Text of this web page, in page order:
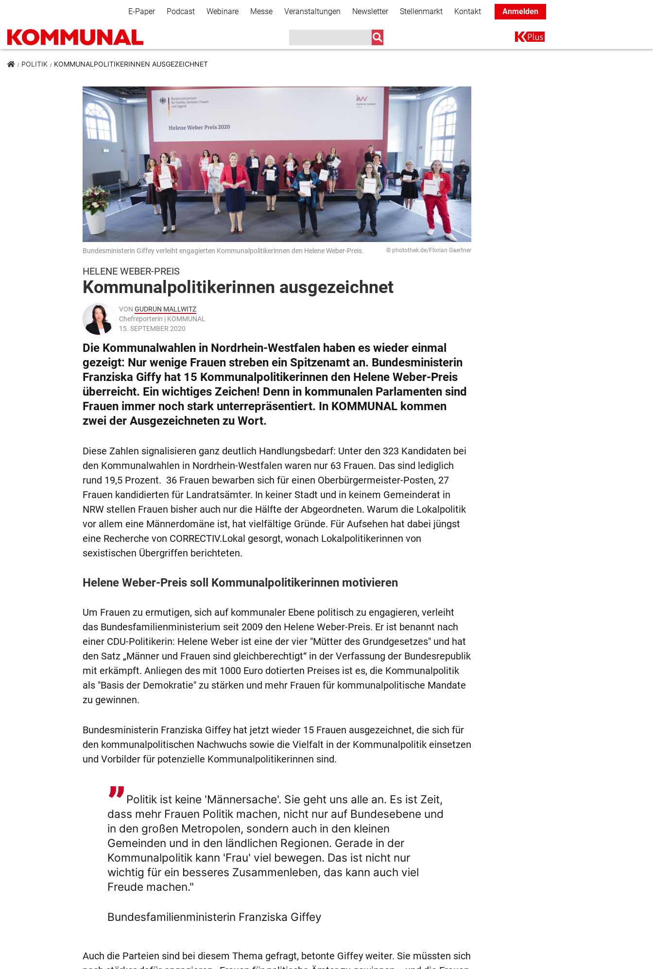
zum
Inhalt
Secondary Navigation
E-Paper Podcast Webinare Messe Veranstaltungen Newsletter Stellenmarkt Kontakt Anmelden
Main navigation
K+
POLITIK KOMMUNALPOLITIKERINNEN AUSGEZEICHNET
Bundesministerin Giffey verleiht engagierten Kommunalpolitikerinnen den Helene Weber-Preis. © photothek.de/Florian Gaertner
HELENE WEBER-PREIS
Kommunalpolitikerinnen ausgezeichnet
VON GUDRUN MALLWITZ
Chefreporterin | KOMMUNAL
15. SEPTEMBER 2020
Die Kommunalwahlen in Nordrhein-Westfalen haben es wieder einmal
gezeigt: Nur wenige Frauen streben ein Spitzenamt an. Bundesministerin
Franziska Giffy hat 15 Kommunalpolitikerinnen den Helene Weber-Preis
überreicht. Ein wichtiges Zeichen! Denn in kommunalen Parlamenten sind
Frauen immer noch stark unterrepräsentiert. In KOMMUNAL kommen
zwei der Ausgezeichneten zu Wort.
Diese Zahlen signalisieren ganz deutlich Handlungsbedarf: Unter den 323 Kandidaten bei
den Kommunalwahlen in Nordrhein-Westfalen waren nur 63 Frauen. Das sind lediglich
rund 19,5 Prozent. 36 Frauen bewarben sich für einen Oberbürgermeister-Posten, 27
Frauen kandidierten für Landratsämter. In keiner Stadt und in keinem Gemeinderat in
NRW stellen Frauen bisher auch nur die Hälfte der Abgeordneten. Warum die Lokalpolitik
vor allem eine Männerdomäne ist, hat vielfältige Gründe. Für Aufsehen hat dabei jüngst
eine Recherche von CORRECTIV.Lokal gesorgt, wonach Lokalpolitikerinnen von
sexistischen Übergriffen berichteten.
Helene Weber-Preis soll Kommunalpolitikerinnen motivieren
Um Frauen zu ermutigen, sich auf kommunaler Ebene politisch zu engagieren, verleiht
das Bundesfamilienministerium seit 2009 den Helene Weber-Preis. Er ist benannt nach
einer CDU-Politikerin: Helene Weber ist eine der vier "Mütter des Grundgesetzes" und hat
den Satz „Männer und Frauen sind gleichberechtigt“ in der Verfassung der Bundesrepublik
mit erkämpft. Anliegen des mit 1000 Euro dotierten Preises ist es, die Kommunalpolitik
als "Basis der Demokratie" zu stärken und mehr Frauen für kommunalpolitische Mandate
zu gewinnen.
Bundesministerin Franziska Giffey hat jetzt wieder 15 Frauen ausgezeichnet, die sich für
den kommunalpolitischen Nachwuchs sowie die Vielfalt in der Kommunalpolitik einsetzen
und Vorbilder für potenzielle Kommunalpolitikerinnen sind.
Politik ist keine 'Männersache'. Sie geht uns alle an. Es ist Zeit,
dass mehr Frauen Politik machen, nicht nur auf Bundesebene und
in den großen Metropolen, sondern auch in den kleinen
Gemeinden und in den ländlichen Regionen. Gerade in der
Kommunalpolitik kann 'Frau' viel bewegen. Das ist nicht nur
wichtig für ein besseres Zusammenleben, das kann auch viel
Freude machen."
Bundesfamilienministerin Franziska Giffey
Auch die Parteien sind bei diesem Thema gefragt, betonte Giffey weiter. Sie müssten sich